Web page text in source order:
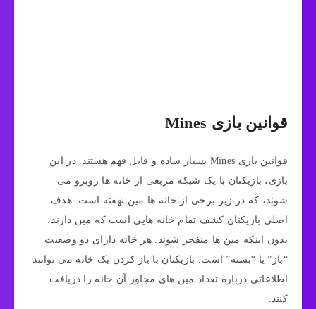
قوانین بازی Mines
قوانین بازی Mines بسیار ساده و قابل فهم هستند. در این
بازی، بازیکنان با یک شبکه مربعی از خانه‌ ها روبرو می‌
شوند، که در زیر برخی از خانه‌ ها مین نهفته است. هدف
اصلی بازیکنان کشف تمام خانه‌ هایی است که مین دارند،
بدون اینکه مین‌ ها منفجر شوند. هر خانه دارای دو وضعیت
“باز” یا “بسته” است. بازیکنان با باز کردن یک خانه می‌ توانند
اطلاعاتی درباره تعداد مین‌ های مجاور آن خانه را دریافت
کنند.